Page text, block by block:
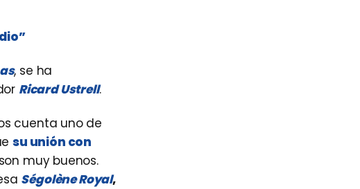
, se ha
Ricard Ustrell.
cuenta uno de
su unión con
muy buenos.
Ségolène Royal,